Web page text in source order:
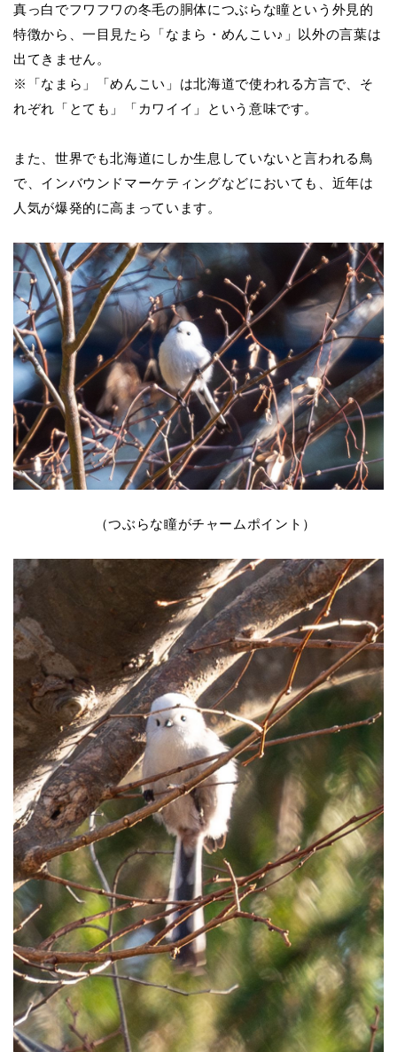
真っ白でフワフワの冬毛の胴体につぶらな瞳という外見的
特徴から、一目見たら「なまら・めんこい♪ 」以外の言葉は
出てきません。
※「なまら」「めんこい」は北海道で使われる方言で、そ
れぞれ「とても」「カワイイ」という意味です。
また、世界でも北海道にしか生息していないと言われる鳥
で、インバウンドマーケティングなどにおいても、近年は
人気が爆発的に高まっています。
（つぶらな瞳がチャームポイント）